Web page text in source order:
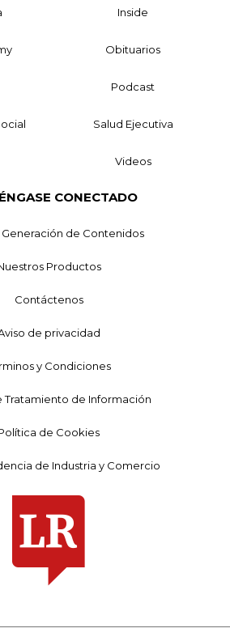
Inside
Obituarios
Podcast
Salud Ejecutiva
Videos
CONECTADO
Generación de Contenidos
Productos
Contáctenos
de privacidad
y Condiciones
Tratamiento de Información
de Cookies
de Industria y Comercio